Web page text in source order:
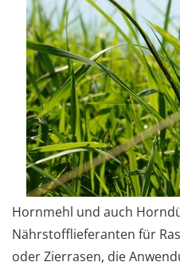
Hornmehl und auch
Nährstofflieferanten für
oder Zierrasen, die